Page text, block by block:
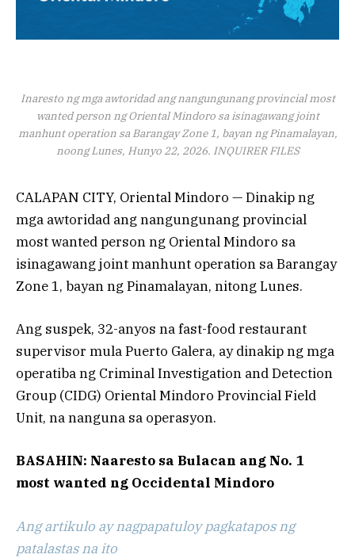
Inaresto ng mga awtoridad ang nangungunang provincial most
wanted person ng Oriental Mindoro sa isinagawang joint
manhunt operation sa Barangay Zone 1, bayan ng Pinamalayan,
noong Lunes, Hunyo 22, 2026. INQUIRER FILES
CALAPAN CITY, Oriental Mindoro — Dinakip ng
mga awtoridad ang nangungunang provincial
most wanted person ng Oriental Mindoro sa
isinagawang joint manhunt operation sa Barangay
Zone 1, bayan ng Pinamalayan, nitong Lunes.
Ang suspek, 32-anyos na fast-food restaurant
supervisor mula Puerto Galera, ay dinakip ng mga
operatiba ng Criminal Investigation and Detection
Group (CIDG) Oriental Mindoro Provincial Field
Unit, na nanguna sa operasyon.
BASAHIN: Naaresto sa Bulacan ang No. 1
most wanted ng Occidental Mindoro
Ang artikulo ay nagpapatuloy pagkatapos ng
patalastas na ito